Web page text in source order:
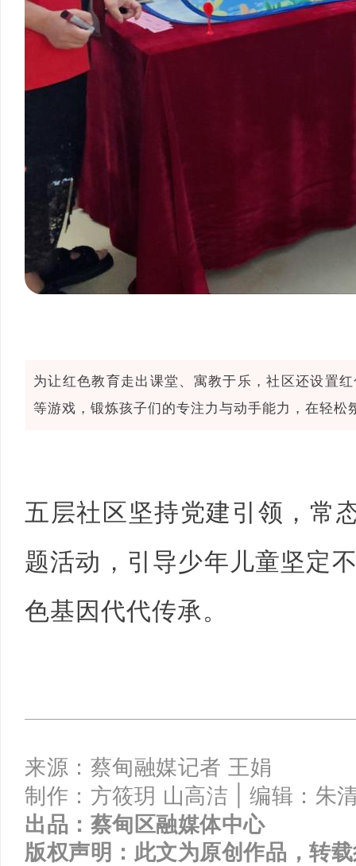
为让红色教育走出课堂、寓教于乐，社区还设置
等游戏，锻炼孩子们的专注力与动手能力，在轻松
五层社区坚持党建引领，常
题活动，引导少年儿童坚定
色基因代代传承。
来源：蔡甸融媒记者 王娟
制作： 方筱玥 山高洁 |编辑：朱
出品： 蔡甸区融媒体中心
版权声明：此文为原创作品，转